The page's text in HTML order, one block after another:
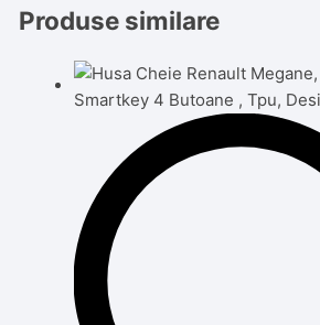
Produse similare